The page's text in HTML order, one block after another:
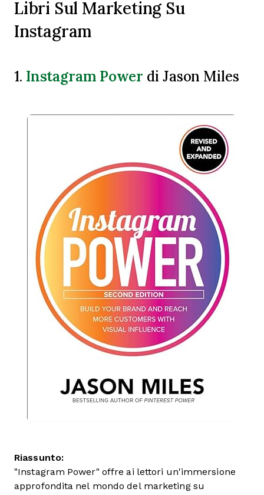
Libri Sul Marketing Su
Instagram
1. Instagram Power di Jason Miles
Riassunto:
"Instagram Power" offre ai lettori un'immersione
approfondita nel mondo del marketing su